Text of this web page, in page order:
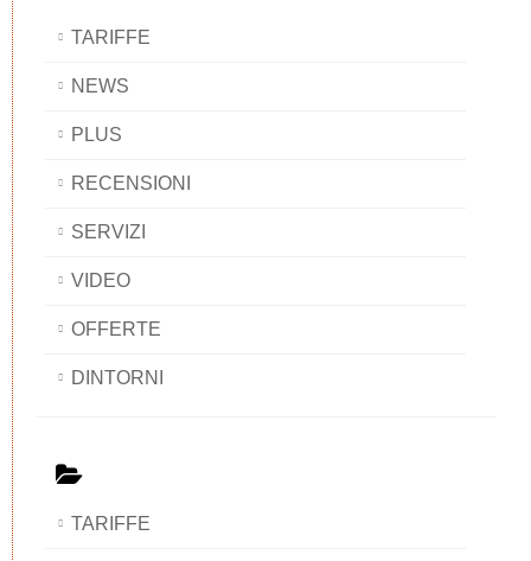
TARIFFE
NEWS
PLUS
RECENSIONI
SERVIZI
VIDEO
OFFERTE
DINTORNI
TARIFFE